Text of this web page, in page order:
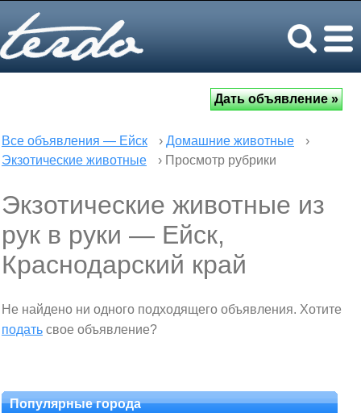
Все объявления — Ейск › Домашние животные
›
Экзотические животные
› Просмотр рубрики
Экзотические животные из
рук в руки — Ейск,
Краснодарский край
Не найдено ни одного подходящего объявления. Хотите
подать свое объявление?
Популярные города